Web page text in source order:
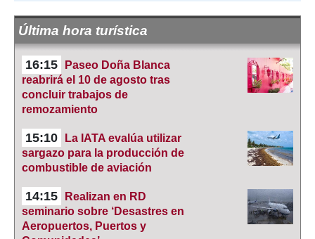
Última hora turística
16:15
Paseo Doña Blanca
reabrirá el 10 de agosto tras
concluir trabajos de
remozamiento
15:10
La IATA evalúa utilizar
sargazo para la producción de
combustible de aviación
14:15
Realizan en RD
seminario sobre ‘Desastres en
Aeropuertos, Puertos y